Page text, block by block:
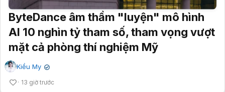
ByteDance âm thầm "luyện" mô hình
AI 10 nghìn tỷ tham số, tham vọng vượt
mặt cả phòng thí nghiệm Mỹ
Kiều My ✔
13 giờ trước